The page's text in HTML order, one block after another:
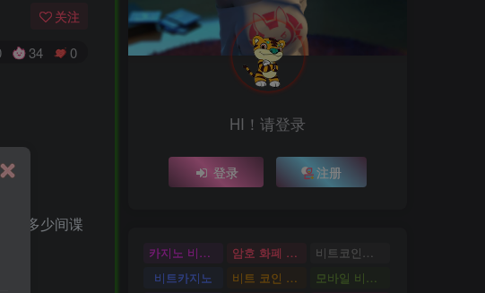
关注
34 0
飞多少间谍
HI！请登录
登录 注册
카지노 비트코인 암호 화폐 카지노
비트코인카지노
비트카지노
비트 코인 온라인 카지노
모바일 비트 코인 카지노